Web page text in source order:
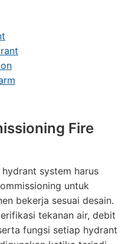
Fire
system harus
untuk
bekerja sesuai desain.
tekanan air, debit
fungsi setiap hydrant